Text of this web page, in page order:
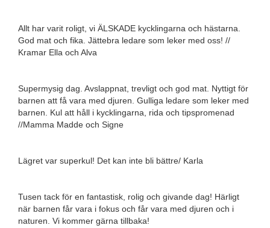
Allt har varit roligt, vi ÄLSKADE kycklingarna och hästarna.
God mat och fika. Jättebra ledare som leker med oss! //
Kramar Ella och Alva
Supermysig dag. Avslappnat, trevligt och god mat. Nyttigt för
barnen att få vara med djuren. Gulliga ledare som leker med
barnen. Kul att håll i kycklingarna, rida och tipspromenad
//Mamma Madde och Signe
Lägret var superkul! Det kan inte bli bättre/ Karla
Tusen tack för en fantastisk, rolig och givande dag! Härligt
när barnen får vara i fokus och får vara med djuren och i
naturen. Vi kommer gärna tillbaka!